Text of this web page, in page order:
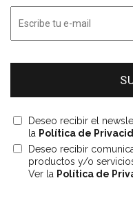
Deseo recibir el
la Política de
Deseo recibir
productos y/o
Ver la Política de